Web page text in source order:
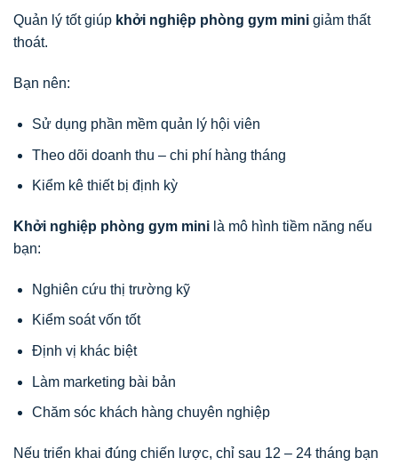
Quản lý tốt giúp khởi nghiệp phòng gym mini giảm thất
thoát.
Bạn nên:
Sử dụng phần mềm quản lý hội viên
Theo dõi doanh thu – chi phí hàng tháng
Kiểm kê thiết bị định kỳ
Khởi nghiệp phòng gym mini là mô hình tiềm năng nếu
bạn:
Nghiên cứu thị trường kỹ
Kiểm soát vốn tốt
Định vị khác biệt
Làm marketing bài bản
Chăm sóc khách hàng chuyên nghiệp
Nếu triển khai đúng chiến lược, chỉ sau 12 – 24 tháng bạn